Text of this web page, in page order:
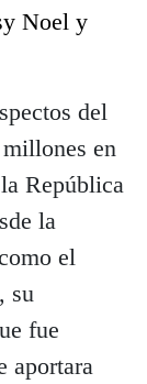
Noel y
del
en
República
la
el
su
fue
aportara